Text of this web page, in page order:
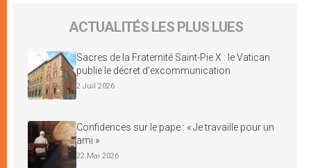
ACTUALITÉS LES PLUS LUES
Sacres de la Fraternité Saint-Pie X : le Vatican
publie le décret d’excommunication
2 Juil 2026
Confidences sur le pape : « Je travaille pour un
ami »
22 Mai 2026